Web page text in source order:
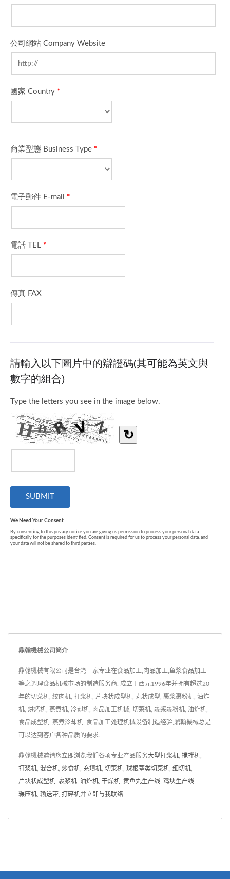
鼎翰機械公司简介
鼎翰機械有限公司是台湾一家专业在食品加工,肉品加工,鱼浆食品加工
等之调理食品机械市场的制造服务商. 成立于西元1996年并拥有超过20
年的切菜机, 绞肉机, 打浆机, 片块状成型机, 丸状成型, 裹浆裹粉机, 油炸
机, 烘烤机, 蒸煮机, 冷却机, 肉品加工机械, 切菜机, 裹桨裹粉机, 油炸机,
食品成型机, 蒸煮泠却机, 食品加工处理机械设备制造经验,鼎翰機械总是
可以达到客户各种品质的要求.
鼎翰機械邀请您立即浏览我们各项专业产品服务大型打浆机 搅拌机
打浆机 混合机 炒食机 充填机 切菜机 球根茎类切菜机 细切机
片块状成型机 裹浆机 油炸机 干燥机 贡鱼丸生产线 鸡块生产线
辗压机 输送带 打碎机并立即与我联络